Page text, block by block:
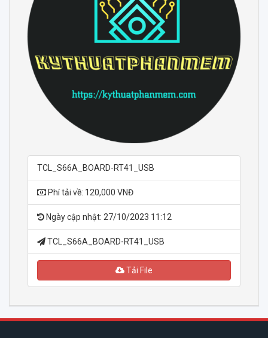
TCL_S66A_BOARD-RT41_USB
Phí tải về: 120,000 VNĐ
Ngày cập nhật: 27/10/2023 11:12
TCL_S66A_BOARD-RT41_USB
Tải File